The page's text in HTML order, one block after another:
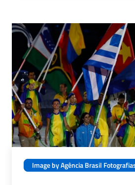
Image by Agência Brasil